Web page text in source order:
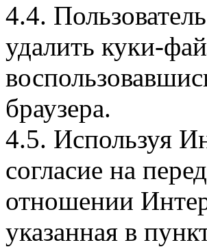
4.4.
удалить куки-
браузера.
4.5. Используя
согласие на
отношении
указанная в